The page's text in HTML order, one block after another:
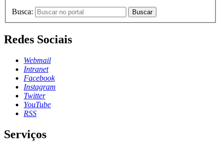
Busca: Buscar
Redes Sociais
Webmail
Intranet
Facebook
Instagram
Twitter
YouTube
RSS
Serviços